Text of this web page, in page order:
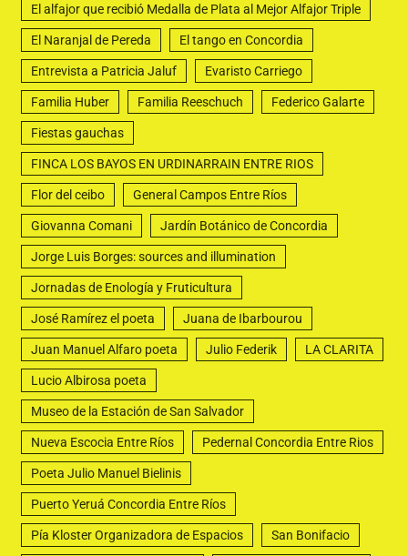
El alfajor que recibió Medalla de Plata al Mejor Alfajor Triple
El Naranjal de Pereda El tango en Concordia
Entrevista a Patricia Jaluf Evaristo Carriego
Familia Huber Familia Reeschuch Federico Galarte
Fiestas gauchas
FINCA LOS BAYOS EN URDINARRAIN ENTRE RIOS
Flor del ceibo General Campos Entre Ríos
Giovanna Comani Jardín Botánico de Concordia
Jorge Luis Borges: sources and illumination
Jornadas de Enología y Fruticultura
José Ramírez el poeta Juana de Ibarbourou
Juan Manuel Alfaro poeta Julio Federik LA CLARITA
Lucio Albirosa poeta
Museo de la Estación de San Salvador
Nueva Escocia Entre Ríos Pedernal Concordia Entre Rios
Poeta Julio Manuel Bielinis
Puerto Yeruá Concordia Entre Ríos
Pía Kloster Organizadora de Espacios San Bonifacio